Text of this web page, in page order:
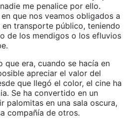
me penalice por ello.
que nos veamos obligados a
transporte público, teniendo
de los mendigos o los efluvios
que era, cuando se hacía en
apreciar el valor del
que llegó el color, el cine ha
Se ha convertido en un
palomitas en una sala oscura,
compañía de otros.